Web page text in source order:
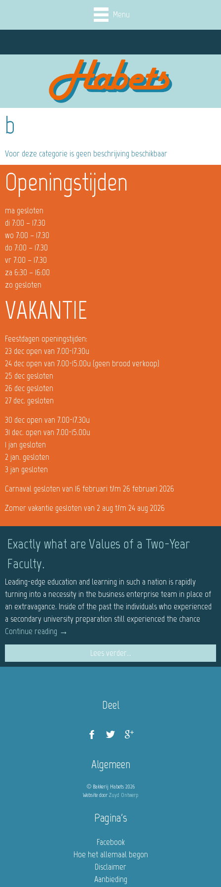
Menu
b
Voor deze categorie is geen beschrijving beschikbaar
Openingstijden
ma gesloten
di 7:00 – 17.30
wo 7:00 – 17.30
do 7:00 – 17.30
vr 7:00 – 17.30
za 6:30 – 16:00
zo gesloten
VAKANTIE
Feestdagen openingstijden:
23 dec open van 7.00-17.30u
24 dec open van 7.00-15.00u (geen brood verkoop)
25 dec gesloten
26 dec gesloten
27 dec. gesloten
30 dec open van 7.00-17.30u
31 dec. open van 7.00-15.00u
1 jan gesloten
2 jan. gesloten
3 jan gesloten
Carnaval gesloten van 16 februari t/m 26 februari 2026
Zomer vakantie gesloten van 2 aug t/m 24 aug 2026
Exactly what are Values of a Two-Year
Faculty.
Leading-edge education and learning in such a nation is rapidly
turning into a necessity in the business enterprise team in place of
an extravagance. Inside of the past the individuals who experienced
a secondary university preparation still experienced the chance
Continue reading →
Lees verder...
Deel
Algemeen
© Bakkerij Habets 2026
Website door Zuyd Ontwerp
Pagina's
Facebook
Hoe het allemaal begon
Disclaimer
Aanbieding